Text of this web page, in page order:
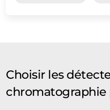
Choisir les
chromatographie